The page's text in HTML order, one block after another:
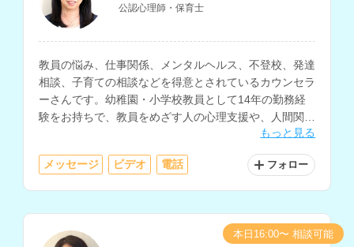
公認心理師・保育士
教員の悩み、仕事関係、メンタルヘルス、不登校、発達
相談、子育ての相談などを得意とされているカウンセラ
ーさんです。幼稚園・小学校教員として14年の勤務経
験をお持ちで、教員をめざす人の心理支援や、人間関
係、仕事と家庭の両立などの相談にも対応されていま
もっと見る
メッセージ ビデオ 電話 フォロー
本日16:00〜 相談可能